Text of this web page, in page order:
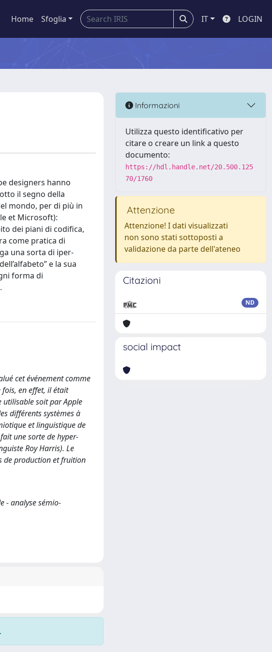
Home Sfoglia IT LOGIN
designers hanno
il segno della
mondo, per di più in
et Microsoft):
dei piani di codifica,
come pratica di
una sorta di iper-
e la sua
forma di
cet événement comme
en effet, il était
utilisable soit par Apple
différents systèmes à
et linguistique de
une sorte de hyper-
Roy Harris). Le
de production et fruition
- analyse sémio-
Informazioni
Utilizza questo identificativo per
citare o creare un link a questo
documento:
https://hdl.handle.net/20.500.125
70/1760
Attenzione
Attenzione! I dati visualizzati
non sono stati sottoposti a
validazione da parte dell'ateneo
Citazioni
ND
social impact